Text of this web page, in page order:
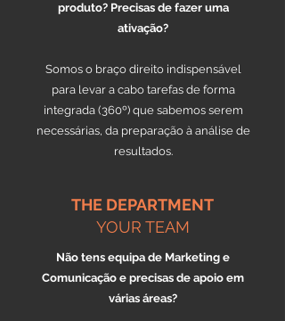
produto? Precisas de fazer uma
ativação?
Somos o braço direito indispensável
para levar a cabo tarefas de forma
integrada (360º) que sabemos serem
necessárias, da preparação à análise de
resultados.
THE DEPARTMENT
YOUR TEAM
Não tens equipa de Marketing e
Comunicação e precisas de apoio em
várias áreas?